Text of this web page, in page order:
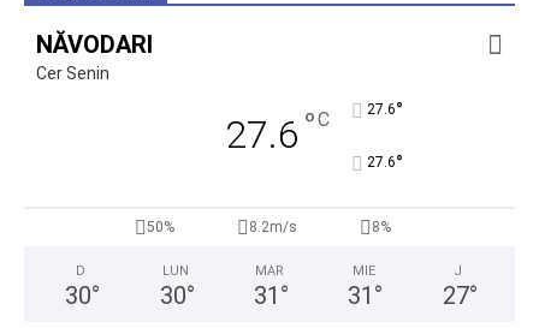
NĂVODARI
Cer Senin
27.6 °C 27.6°
27.6°
50% 8.2m/s 8%
D
30°
LUN
30°
MAR
31 °
MIE
31 °
J
27°